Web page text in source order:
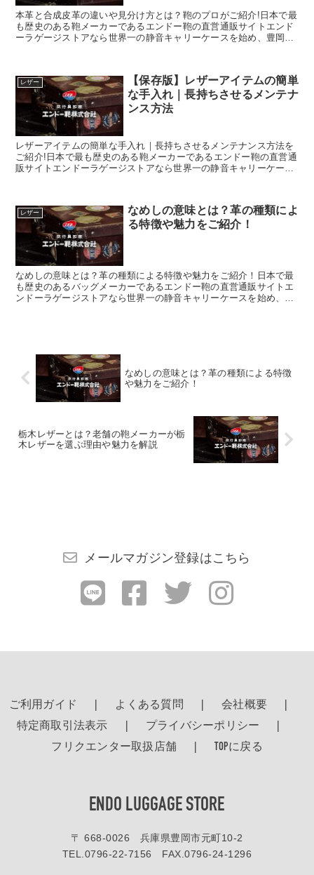
本革と合成皮革の違いや見分け方とは？鞄のプロがご紹介!日本で最
も歴史のある鞄メーカーであるエンドー鞄の直営通販サイトエンド
ーラゲージストアなら世界一の静音キャリーケースを始め、豊岡鞄
レザー
【保存版】レザーアイテムの簡単
な手入れ｜長持ちさせるメンテナ
ンス方法
レザーアイテムの簡単な手入れ｜長持ちさせるメンテナンス方法を
ご紹介!日本で最も歴史のある鞄メーカーであるエンドー鞄の直営通
販サイトエンドーラゲージストアなら世界一の静音キャリーケース
レザー
なめしの意味とは？革の種類によ
る特徴や魅力をご紹介！
なめしの意味とは？革の種類による特徴や魅力をご紹介！日本で最
も歴史のあるバッグメーカーであるエンドー鞄の直営通販サイトエ
ンドーラゲージストアなら世界一の静音キャリーケースを始め、豊
なめしの意味とは？革の種類による特徴
や魅力をご紹介！
栃木レザーとは？老舗の鞄メーカーが栃
木レザーを選ぶ理由や魅力を解説
メールマガジン登録はこちら
ご利用ガイド よくある質問
会社概要
特定商取引法表示
プライバシーポリシー
フリクエンター取扱店舗
TOPに戻る
ENDO LUGGAGE STORE
〒 668-0026 兵庫県豊岡市元町10-2
TEL. 0796-22-7156 FAX.0796-24-1296